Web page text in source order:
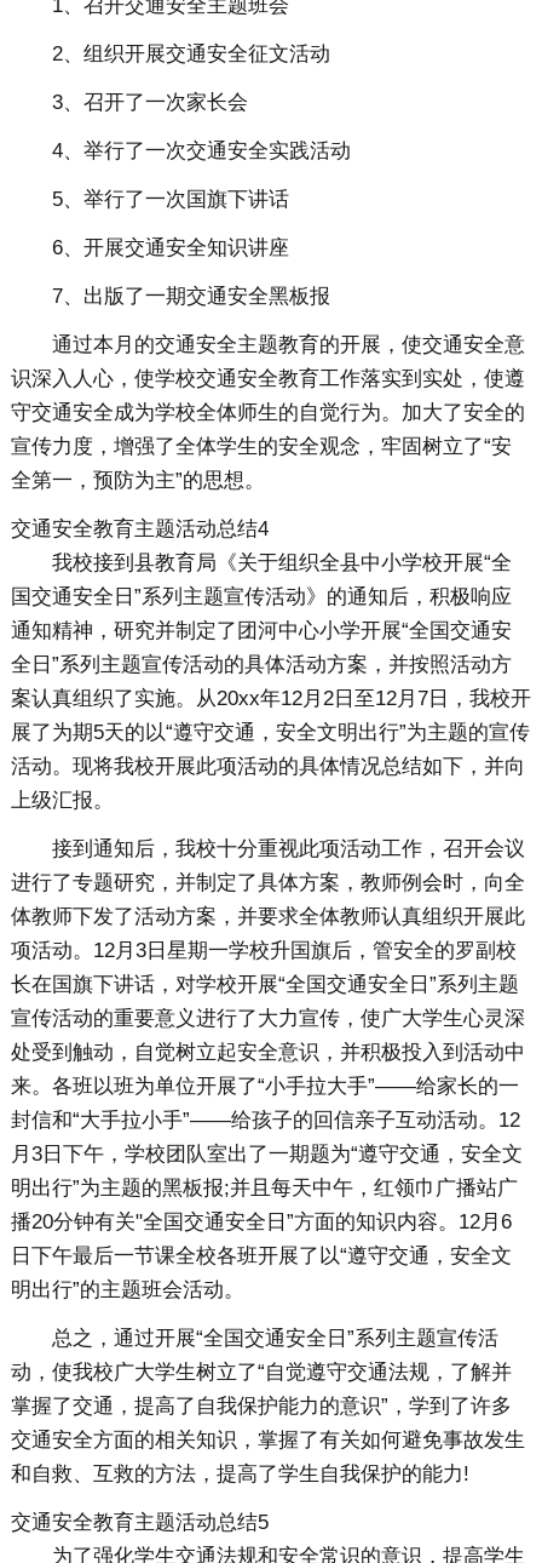
1、召开交通安全主题班会
2、组织开展交通安全征文活动
3、召开了一次家长会
4、举行了一次交通安全实践活动
5、举行了一次国旗下讲话
6、开展交通安全知识讲座
7、出版了一期交通安全黑板报
通过本月的交通安全主题教育的开展，使交通安全意
识深入人心，使学校交通安全教育工作落实到实处，使遵
守交通安全成为学校全体师生的自觉行为。加大了安全的
宣传力度，增强了全体学生的安全观念，牢固树立了“安
全第一，预防为主”的思想。
交通安全教育主题活动总结4
我校接到县教育局《关于组织全县中小学校开展“全
国交通安全日”系列主题宣传活动》的通知后，积极响应
通知精神，研究并制定了团河中心小学开展“全国交通安
全日”系列主题宣传活动的具体活动方案，并按照活动方
案认真组织了实施。从20xx年12月2日至12月7日，我校开
展了为期5天的以“遵守交通，安全文明出行”为主题的宣传
活动。现将我校开展此项活动的具体情况总结如下，并向
上级汇报。
接到通知后，我校十分重视此项活动工作，召开会议
进行了专题研究，并制定了具体方案，教师例会时，向全
体教师下发了活动方案，并要求全体教师认真组织开展此
项活动。12月3日星期一学校升国旗后，管安全的罗副校
长在国旗下讲话，对学校开展“全国交通安全日”系列主题
宣传活动的重要意义进行了大力宣传，使广大学生心灵深
处受到触动，自觉树立起安全意识，并积极投入到活动中
来。各班以班为单位开展了“小手拉大手”——给家长的一
封信和“大手拉小手”——给孩子的回信亲子互动活动。12
月3日下午，学校团队室出了一期题为“遵守交通，安全文
明出行”为主题的黑板报;并且每天中午，红领巾广播站广
播20分钟有关"全国交通安全日”方面的知识内容。12月6
日下午最后一节课全校各班开展了以“遵守交通，安全文
明出行”的主题班会活动。
总之，通过开展“全国交通安全日”系列主题宣传活
动，使我校广大学生树立了“自觉遵守交通法规，了解并
掌握了交通，提高了自我保护能力的意识”，学到了许多
交通安全方面的相关知识，掌握了有关如何避免事故发生
和自救、互救的方法，提高了学生自我保护的能力!
交通安全教育主题活动总结5
为了强化学生交通法规和安全常识的意识，提高学生